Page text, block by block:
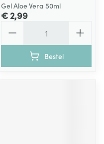
Gel Aloe Vera 50ml
€ 2,99
Bestel